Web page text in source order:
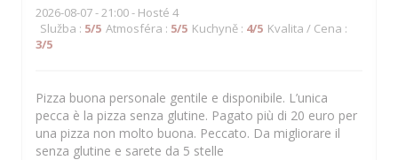
2026-08-07- 21:00 - Hosté 4
Služba : 5/5 Atmosféra : 5/5 Kuchyně : 4/5 Kvalita / Cena :
3/5
Pizza buona personale gentile e disponibile. L’unica
pecca è la pizza senza glutine. Pagato più di 20 euro per
una pizza non molto buona. Peccato. Da migliorare il
senza glutine e sarete da 5 stelle